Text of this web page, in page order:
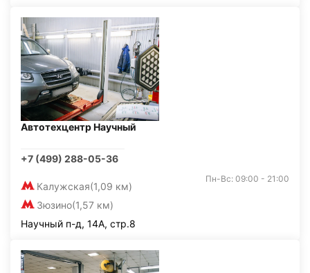
Автотехцентр Научный
+7 (499) 288-05-36
Калужская(1,09 км)
Зюзино(1,57 км)
Пн-Вс: 09:00 - 21:00
Научный п-д, 14А, стр.8